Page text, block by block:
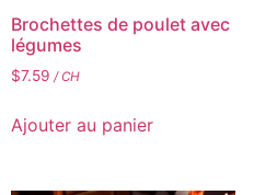
Brochettes de poulet avec
légumes
$7.59 / CH
Ajouter au panier